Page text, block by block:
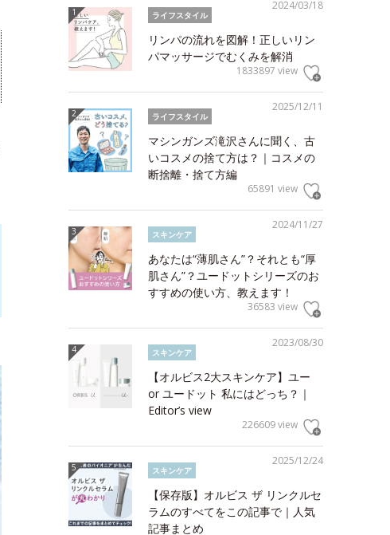
2024/03/18
ライフスタイル
リンパの流れを図解！正しいリン
パマッサージでむくみを解消
1833897 view
2025/12/11
ライフスタイル
マシンガンズ滝沢さんに聞く、古
いコスメの捨て方は？｜コスメの
断捨離・捨て方編
65891 view
2024/11/27
スキンケア
あなたは“薄肌さん”？それとも“厚
肌さん”？ユードットシリーズのお
すすめの使い方、教えます！
36583 view
2023/08/30
スキンケア
【オルビス2大スキンケア】ユー
or ユードット 私にはどっち？｜
Editor’s view
226609 view
2025/12/24
スキンケア
【保存版】オルビス ザ リンクルセ
ラムのすべてをこの記事で｜人気
記事まとめ